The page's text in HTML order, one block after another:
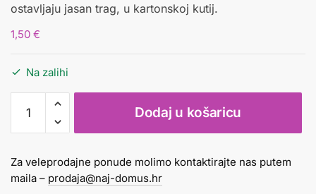
ostavljaju jasan trag, u kartonskoj kutij.
1,50 €
Na zalihi
voštane
1/12
količina
Dodaj u košaricu
Za veleprodajne ponude molimo kontaktirajte nas putem
maila – prodaja@naj-domus.hr